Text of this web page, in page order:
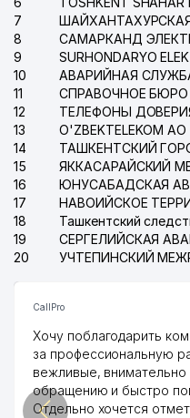
7
8
9
10
11
12
13
O'ZBEKTELEKOM АО
14
15
16
17
18
19
20
CallPro
Хочу поблагодарить
за профессиональную
вежливые, внимательно
обращению и быстро
Отдельно хочется